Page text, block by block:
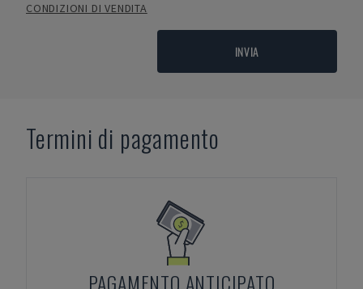
CONDIZIONI DI VENDITA
INVIA
Termini di pagamento
PAGAMENTO ANTICIPATO